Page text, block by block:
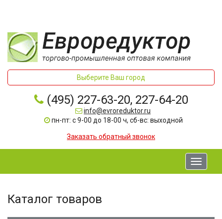
Выберите Ваш город
(495) 227-63-20, 227-64-20
info@evroreduktor.ru
пн-пт: с 9-00 до 18-00 ч, сб-вс: выходной
Заказать обратный звонок
Toggle
Каталог товаров